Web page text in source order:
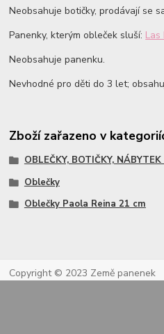
Neobsahuje botičky, prodávají se
Panenky, kterým obleček sluší: Las
Neobsahuje panenku.
Nevhodné pro děti do 3 let;
Zboží zařazeno v
OBLEČKY, BOTIČKY,
Oblečky
Oblečky Paola Reina 21 cm
Copyright © 2023 Země panenek